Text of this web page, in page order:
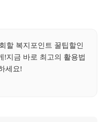
할 복지포인트 꿀팁할인
!지금 바로 최고의 활용법
세요!